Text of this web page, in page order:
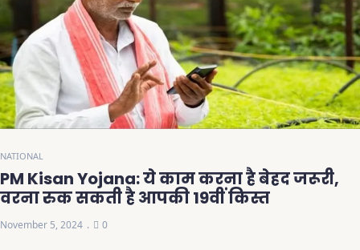
NATIONAL
PM Kisan Yojana: ये काम करना है बेहद जरूरी,
वरना रुक सकती है आपकी 19वीं किस्त
November 5, 2024 0